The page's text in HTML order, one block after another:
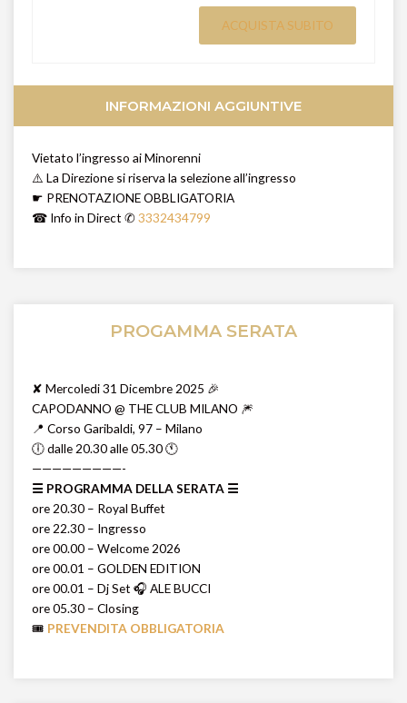
ACQUISTA SUBITO
INFORMAZIONI AGGIUNTIVE
Vietato l’ingresso ai Minorenni
⚠️ La Direzione si riserva la selezione all’ingresso
☛ PRENOTAZIONE OBBLIGATORIA
☎ Info in Direct ✆3332434799
PROGAMMA SERATA
✘ Mercoledi 31 Dicembre 2025 🎉
CAPODANNO @ THE CLUB MILANO 🎆
📍 Corso Garibaldi, 97 – Milano
🕕 dalle 20.30 alle 05.30 🕚
—————————-
☰ PROGRAMMA DELLA SERATA ☰
ore 20.30 – Royal Buffet
ore 22.30 – Ingresso
ore 00.00 – Welcome 2026
ore 00.01 – GOLDEN EDITION
ore 00.01 – Dj Set 🎧 ALE BUCCI
ore 05.30 – Closing
🎟️ PREVENDITA OBBLIGATORIA